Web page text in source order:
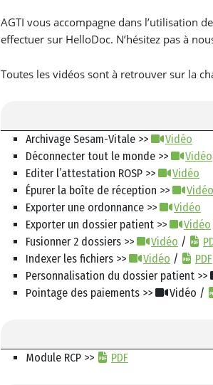
AGTI vous accompagne dans l’utilisation
effectuer sur HelloDoc. N’hésitez pas à
Toutes les vidéos sont à retrouver sur la
Archivage Sesam-Vitale >>
Vidéo
Déconnecter tout le monde >>
Vidéo
Editer l’attestation ROSP >>
Vidéo
Épurer la boîte de réception >>
Vidéo
Exporter une ordonnance >>
Vidéo
Exporter un dossier patient >>
Vidéo
Fusionner 2 dossiers >>
Vidéo /
Indexer les fichiers >>
Vidéo /
PDF
Personnalisation du dossier patient >>
Pointage des paiements >>
Vidéo /
Module RCP >> PDF